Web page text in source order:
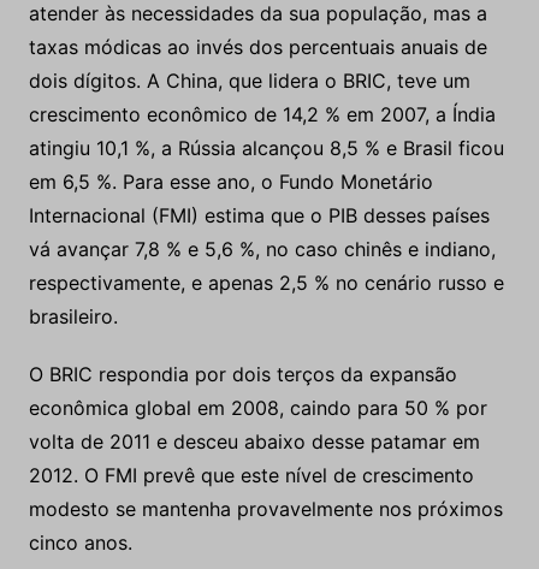
atender às necessidades da sua população, mas a
taxas módicas ao invés dos percentuais anuais de
dois dígitos. A China, que lidera o BRIC, teve um
crescimento econômico de 14,2 % em 2007, a Índia
atingiu 10,1 %, a Rússia alcançou 8,5 % e Brasil ficou
em 6,5 %. Para esse ano, o Fundo Monetário
Internacional (FMI) estima que o PIB desses países
vá avançar 7,8 % e 5,6 %, no caso chinês e indiano,
respectivamente, e apenas 2,5 % no cenário russo e
brasileiro.
O BRIC respondia por dois terços da expansão
econômica global em 2008, caindo para 50 % por
volta de 2011 e desceu abaixo desse patamar em
2012. O FMI prevê que este nível de crescimento
modesto se mantenha provavelmente nos próximos
cinco anos.